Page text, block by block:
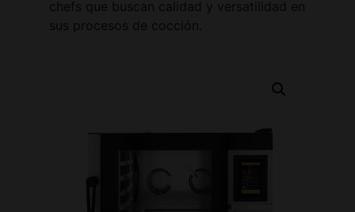
chefs que buscan calidad y versatilidad en
sus procesos de cocción.